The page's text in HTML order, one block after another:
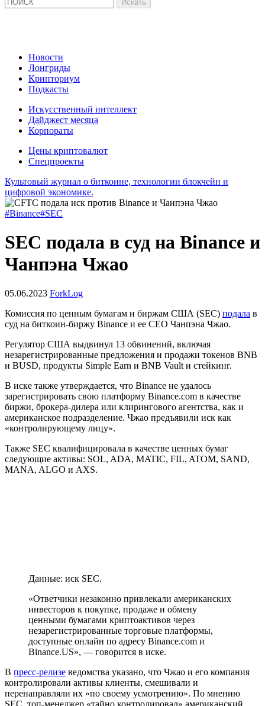
Новости
Лонгриды
Крипториум
Подкасты
Искусственный интеллект
Дайджест месяца
Корпораты
Цены криптовалют
Спецпроекты
Культовый журнал о биткоине, технологии блокчейн и
цифровой экономике.
#Binance#SEC
SEC подала в суд на Binance и
Чанпэна Чжао
05.06.2023 ForkLog
Комиссия по ценным бумагам и биржам США (SEC) подала в
суд на биткоин-биржу Binance и ее CEO Чанпэна Чжао.
Регулятор США выдвинул 13 обвинений, включая
незарегистрированные предложения и продажи токенов BNB
и BUSD, продукты Simple Earn и BNB Vault и стейкинг.
В иске также утверждается, что Binance не удалось
зарегистрировать свою платформу Binance.com в качестве
биржи, брокера-дилера или клирингового агентства, как и
американское подразделение. Чжао предъявили иск как
«контролирующему лицу».
Также SEC квалифицировала в качестве ценных бумаг
следующие активы: SOL, ADA, MATIC, FIL, ATOM, SAND,
MANA, ALGO и AXS.
Данные: иск SEC.
«Ответчики незаконно привлекали американских
инвесторов к покупке, продаже и обмену
ценными бумагами криптоактивов через
незарегистрированные торговые платформы,
доступные онлайн по адресу Binance.com и
Binance.US», — говорится в иске.
В пресс-релизе ведомства указано, что Чжао и его компания
контролировали активы клиенты, смешивали и
перенаправляли их «по своему усмотрению». По мнению
SEC, топ-менеджер «тайно контролировал» американский